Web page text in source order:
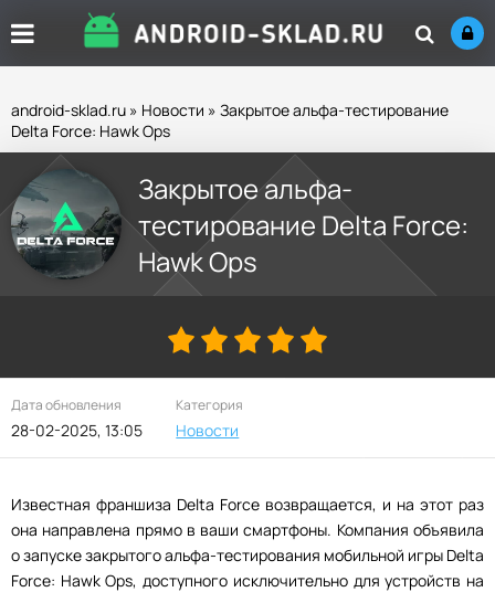
android-sklad.ru » Новости » Закрытое альфа-тестирование
Delta Force: Hawk Ops
Закрытое альфа-
тестирование Delta Force:
Hawk Ops
Дата обновления
28-02-2025, 13:05
Категория
Новости
Известная франшиза Delta Force возвращается, и на этот раз
она направлена прямо в ваши смартфоны. Компания объявила
о запуске закрытого альфа-тестирования мобильной игры Delta
Force: Hawk Ops, доступного исключительно для устройств на